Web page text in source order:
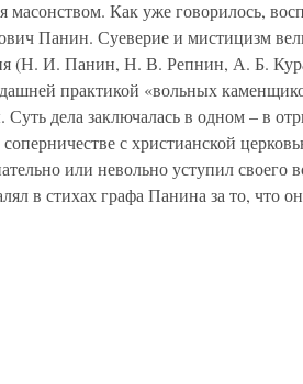
масонством. Как уже говорилось,
Панин. Суеверие и мистицизм
(Н. И. Панин, Н. В. Репнин, А. Б.
практикой «вольных
дела заключалась в одном – в
с христианской
или невольно уступил своего
в стихах графа Панина за то, что